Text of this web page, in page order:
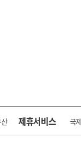
제휴서비스 국